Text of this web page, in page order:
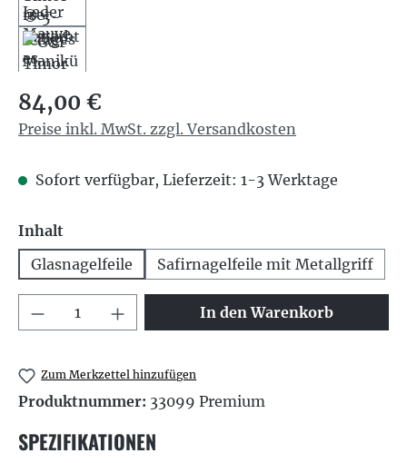
Regulärer Preis:
84,00 €
Preise inkl. MwSt. zzgl. Versandkosten
Sofort verfügbar, Lieferzeit: 1-3 Werktage
Inhaltauswählen
Glasnagelfeile
Safirnagelfeile mit Metallgriff
Produkt Anzahl: Gib denIn den Warenkorb
Zum Merkzettel hinzufügen
Produktnummer: 33099 Premium
SPEZIFIKATIONEN